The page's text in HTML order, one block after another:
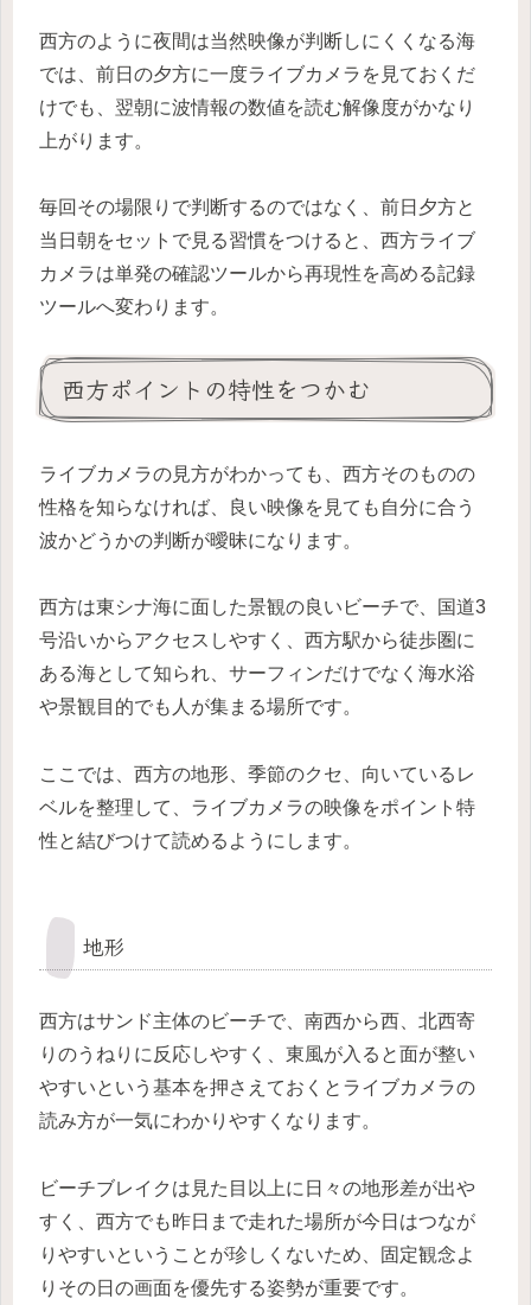
西方のように夜間は当然映像が判断しにくくなる海
では、前日の夕方に一度ライブカメラを見ておくだ
けでも、翌朝に波情報の数値を読む解像度がかなり
上がります。
毎回その場限りで判断するのではなく、前日夕方と
当日朝をセットで見る習慣をつけると、西方ライブ
カメラは単発の確認ツールから再現性を高める記録
ツールへ変わります。
西方ポイントの特性をつかむ
ライブカメラの見方がわかっても、西方そのものの
性格を知らなければ、良い映像を見ても自分に合う
波かどうかの判断が曖昧になります。
西方は東シナ海に面した景観の良いビーチで、国道3
号沿いからアクセスしやすく、西方駅から徒歩圏に
ある海として知られ、サーフィンだけでなく海水浴
や景観目的でも人が集まる場所です。
ここでは、西方の地形、季節のクセ、向いているレ
ベルを整理して、ライブカメラの映像をポイント特
性と結びつけて読めるようにします。
地形
西方はサンド主体のビーチで、南西から西、北西寄
りのうねりに反応しやすく、東風が入ると面が整い
やすいという基本を押さえておくとライブカメラの
読み方が一気にわかりやすくなります。
ビーチブレイクは見た目以上に日々の地形差が出や
すく、西方でも昨日まで走れた場所が今日はつなが
りやすいということが珍しくないため、固定観念よ
りその日の画面を優先する姿勢が重要です。